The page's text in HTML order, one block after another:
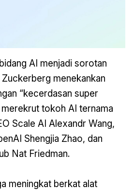
AI menjadi sorotan
menekankan
“kecerdasan super
tokoh AI ternama
Scale AI Alexandr Wang,
Shengjia Zhao, dan
Nat Friedman.
meningkat berkat alat